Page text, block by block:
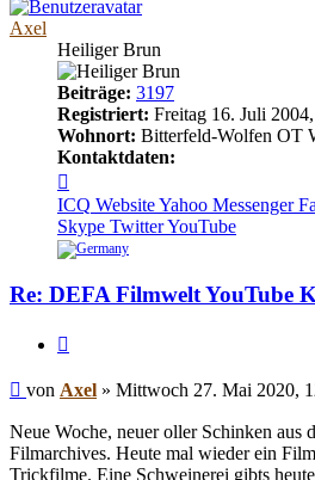
Axel
Heiliger Brun
Beiträge: 3197
Registriert: Freitag 16. Juli
Wohnort: Bitterfeld-Wolfen OT
Kontaktdaten:
von
Axel
ICQ WebsiteYahoo Messenger
Skype TwitterYouTube
Re: DEFA Filmwelt YouTube
Beitrag
von Axel » Mittwoch 27. Mai 2020,
Neue Woche, neuer oller Schinken aus
Filmarchives. Heute mal wieder ein
Trickfilme. Eine Schweinerei gibts